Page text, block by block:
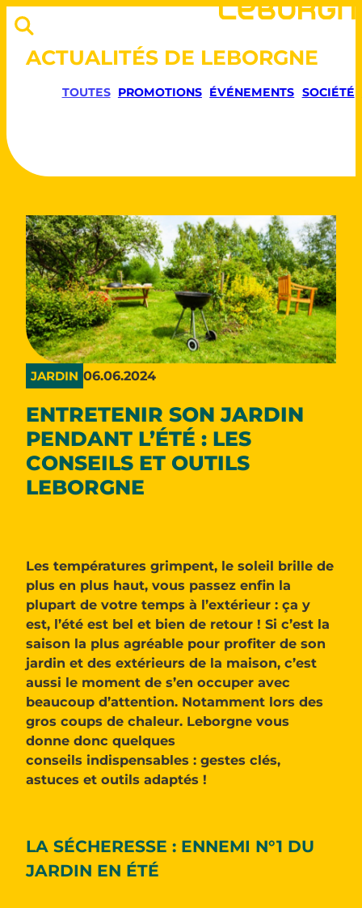
ACTUALITÉS DE LEBORGNE
TOUTES PROMOTIONS ÉVÉNEMENTS SOCIÉTÉ
JARDIN 06.06.2024
ENTRETENIR SON JARDIN
PENDANT L’ÉTÉ : LES
CONSEILS ET OUTILS
LEBORGNE
Les températures grimpent, le soleil brille de
plus en plus haut, vous passez enfin la
plupart de votre temps à l’extérieur : ça y
est, l’été est bel et bien de retour ! Si c’est la
saison la plus agréable pour profiter de son
jardin et des extérieurs de la maison, c’est
aussi le moment de s’en occuper avec
beaucoup d’attention. Notamment lors des
gros coups de chaleur. Leborgne vous
donne donc quelques
conseils indispensables : gestes clés,
astuces et outils adaptés !
LA SÉCHERESSE : ENNEMI N°1 DU
JARDIN EN ÉTÉ